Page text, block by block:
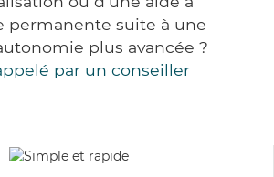
permanente suite à une
plus avancée ?
par un conseiller